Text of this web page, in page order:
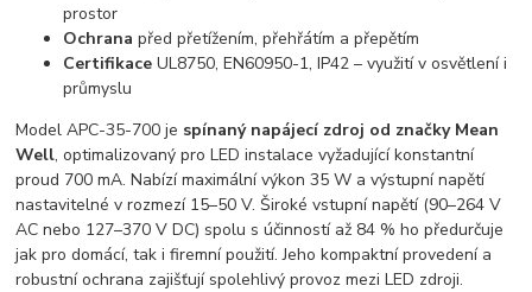
prostor
Ochrana před přetížením, přehřátím a přepětím
Certifikace UL8750, EN60950-1, IP42 – využití v osvětlení i
průmyslu
Model APC-35-700 je spínaný napájecí zdroj od značky Mean
Well, optimalizovaný pro LED instalace vyžadující konstantní
proud 700 mA. Nabízí maximální výkon 35 W a výstupní napětí
nastavitelné v rozmezí 15–50 V. Široké vstupní napětí (90–264 V
AC nebo 127–370 V DC) spolu s účinností až 84 % ho předurčuje
jak pro domácí, tak i firemní použití. Jeho kompaktní provedení a
robustní ochrana zajišťují spolehlivý provoz mezi LED zdroji.